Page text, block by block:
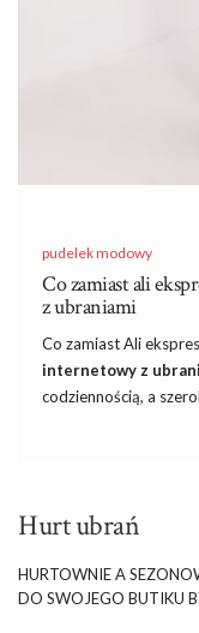
pudelek modowy
Co zamiast ali
z ubraniami
Co zamiast Ali
internetowy z
codziennością, a
dlategosklep Butik
sukienki,eButik pl
szukających
Hurt ubrań
HURTOWNIE A
DO SWOJEGO BUTIKU